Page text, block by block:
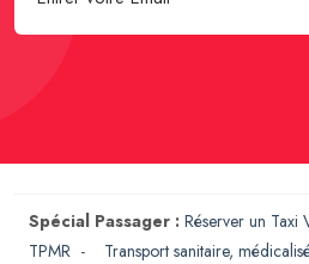
Spécial Passager : Réserver un Taxi
TPMR - Transport sanitaire,